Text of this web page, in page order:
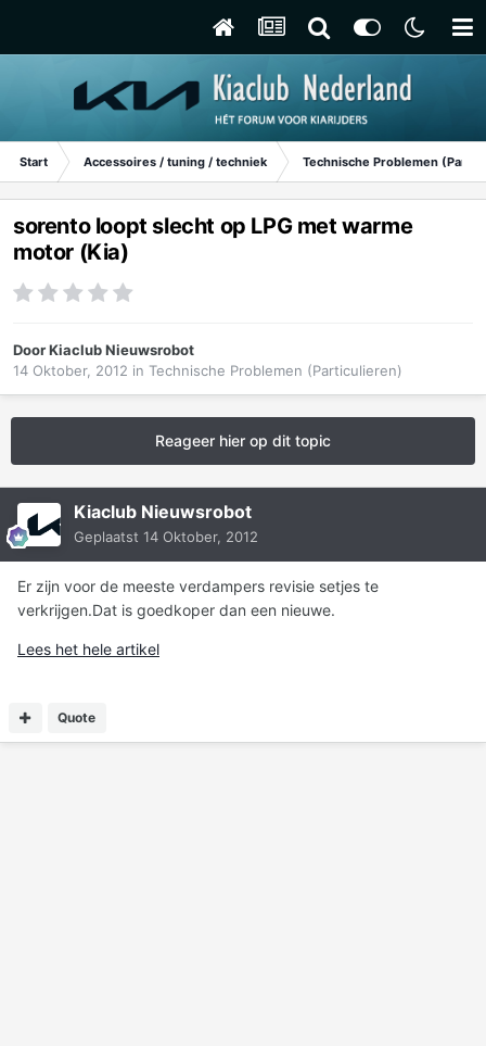
Start Accessoires / tuning / techniek Technische Problemen
sorento loopt slecht op LPG met warme
motor (Kia)
DoorKiaclub Nieuwsrobot
14 Oktober, 2012 in Technische Problemen (Particulieren)
Reageer hier op dit topic
Kiaclub Nieuwsrobot
Geplaatst 14 Oktober, 2012
Er zijn voor de meeste verdampers revisie setjes te
verkrijgen.Dat is goedkoper dan een nieuwe.
Lees het hele artikel
Quote